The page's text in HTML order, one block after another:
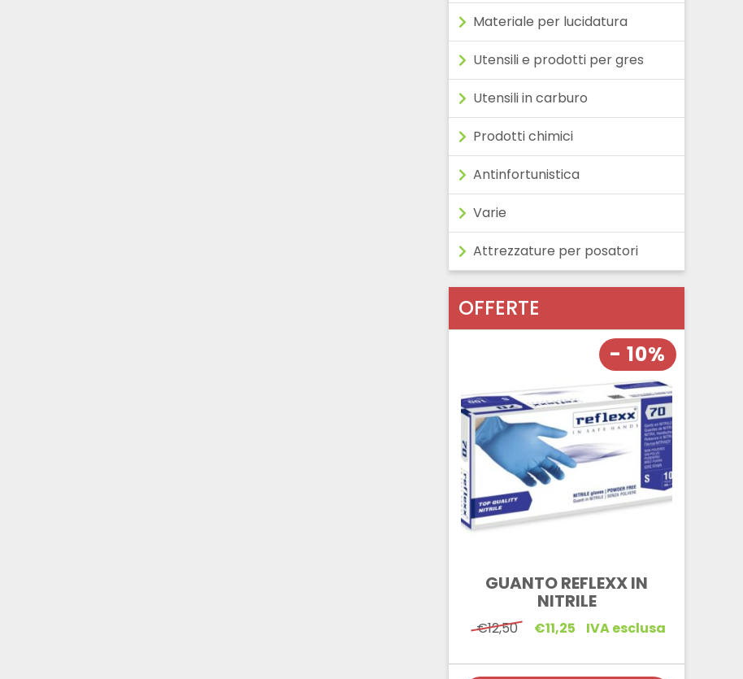
Materiale per lucidatura
Utensili e prodotti per gres
Utensili in carburo
Prodotti chimici
Antinfortunistica
Varie
Attrezzature per posatori
OFFERTE
- 10%
GUANTO REFLEXX IN
NITRILE
€12,50 Il
era:
€11,25
Il
è:
IVA esclusa